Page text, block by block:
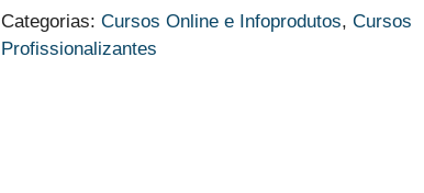
Categorias: Cursos Online e Infoprodutos, Cursos
Profissionalizantes